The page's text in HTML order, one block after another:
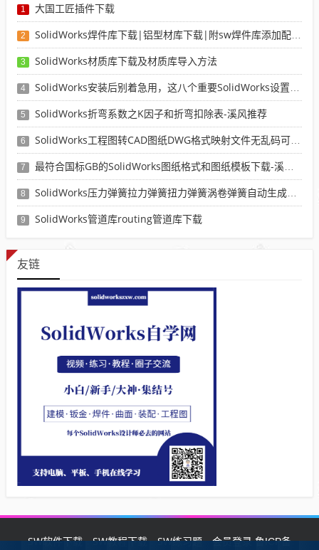
1 大国工匠插件下载
2 SolidWorks焊件库下载|铝型材库下载|附sw焊件库添加配置使用教程
3 SolidWorks材质库下载及材质库导入方法
4 SolidWorks安装后别着急用，这八个重要SolidWorks设置可以提高你的画图效率
5 SolidWorks折弯系数之K因子和折弯扣除表-溪风推荐
6 SolidWorks工程图转CAD图纸DWG格式映射文件无乱码可分层-溪风亲测推荐
7 最符合国标GB的SolidWorks图纸格式和图纸模板下载-溪风专用版
8 SolidWorks压力弹簧拉力弹簧扭力弹簧涡卷弹簧自动生成宏程序下载
9 SolidWorks管道库routing管道库下载
友链
SW软件下载 SW教程下载 SW练习题 会员登录鲁ICP备